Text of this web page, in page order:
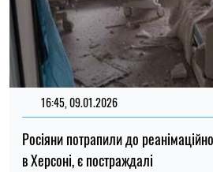
16:45, 09.01.2026
Росіяни потрапили до
в Херсоні, є постраждалі